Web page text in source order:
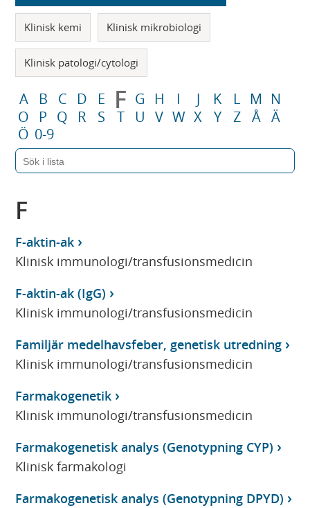
Klinisk kemi Klinisk mikrobiologi
Klinisk patologi/cytologi
A B C D E F G H I J K L M N
O
P Q R S T U V W X Y Z Å Ä
Ö 0-9
F
F-aktin-ak
Klinisk immunologi/transfusionsmedicin
F-aktin-ak (IgG)
Klinisk immunologi/transfusionsmedicin
Familjär medelhavsfeber, genetisk utredning
Klinisk immunologi/transfusionsmedicin
Farmakogenetik
Klinisk immunologi/transfusionsmedicin
Farmakogenetisk analys (Genotypning CYP)
Klinisk farmakologi
Farmakogenetisk analys (Genotypning DPYD)